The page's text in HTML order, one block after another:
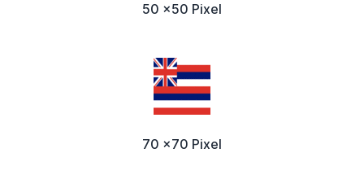
50 x50 Pixel
70 x70 Pixel